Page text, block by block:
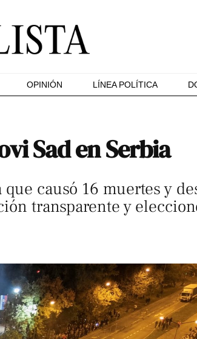
OPINIÓN LÍNEA POLÍTICA
Sad en Serbia
causó 16 muertes y
transparente y